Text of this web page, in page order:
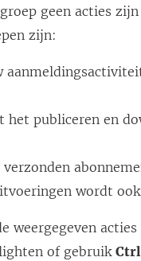
geen acties
zijn:
het publiceren en
wordt ook
weergegeven
of gebruik